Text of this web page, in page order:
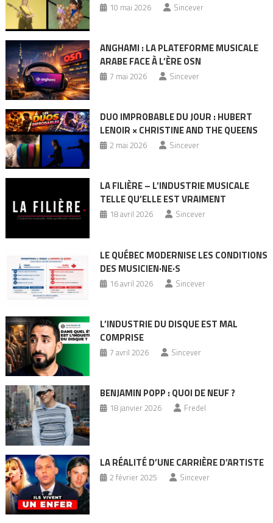
10 mai 2026 Sincever
ANGHAMI : LA PLATEFORME MUSICALE
ARABE FACE À L’ÈRE OSN
7 mai 2026 Sincever
DUO IMPROBABLE DU JOUR : HUBERT
LENOIR × CHRISTINE AND THE QUEENS
2 mai 2026 Sincever
LA FILIÈRE – L’INDUSTRIE MUSICALE
TELLE QU’ELLE EST VRAIMENT
18 avril 2026 Sincever
LE QUÉBEC MODERNISE LES CONDITIONS
DES MUSICIEN·NE·S
16 avril 2026 Sincever
L’INDUSTRIE DU DISQUE EST MAL
COMPRISE
7 avril 2026 Sincever
BENJAMIN POPP : QUOI DE NEUF ?
18 janvier 2026 Fredel
LA RÉALITÉ D’UNE CARRIÈRE D’ARTISTE
2 février 2025 Sincever